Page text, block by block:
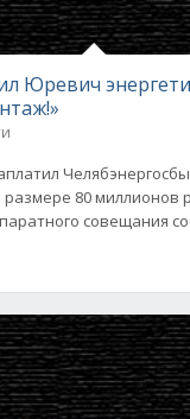
Юревич
80 миллионов
совещания